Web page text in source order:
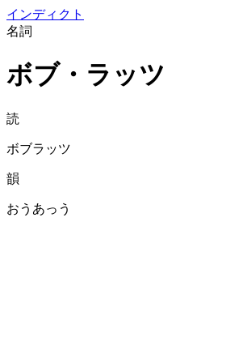
インディクト
名詞
ボブ・ラッツ
読
ボブラッツ
韻
おうあっう